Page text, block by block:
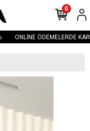
ONLİNE ÖDEMELERDE
0